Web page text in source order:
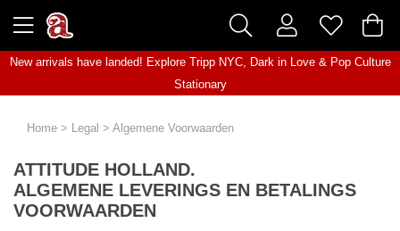
New arrivals have landed! Explore Tripp NYC, Dark in Love& Pop Culture
Stationary
Home > Legal > Algemene Voorwaarden
ATTITUDE HOLLAND.
ALGEMENE LEVERINGS EN BETALINGS
VOORWAARDEN